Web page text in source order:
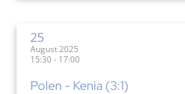
25
August 2025
15:30 - 17:00
Polen - Kenia (3:1)